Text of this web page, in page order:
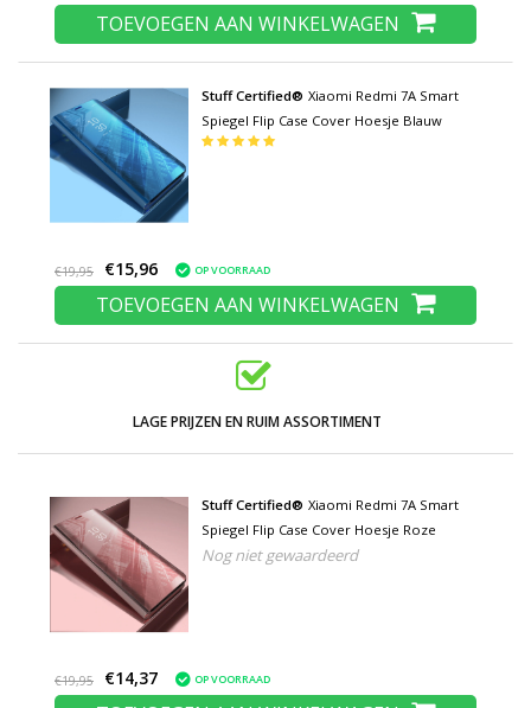
TOEVOEGEN AAN WINKELWAGEN
Stuff Certified® Xiaomi Redmi 7A Smart
Spiegel Flip Case Cover Hoesje Blauw
€19,95 €15,96 OP VOORRAAD
TOEVOEGEN AAN WINKELWAGEN
LAGE PRIJZEN EN RUIM ASSORTIMENT
Stuff Certified® Xiaomi Redmi 7A Smart
Spiegel Flip Case Cover Hoesje Roze
Nog niet gewaardeerd
€19,95 €14,37 OP VOORRAAD